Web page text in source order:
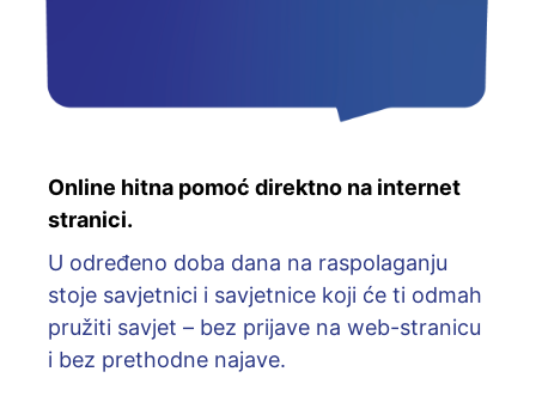
Online hitna pomoć direktno na internet
stranici.
U određeno doba dana na raspolaganju
stoje savjetnici i savjetnice koji će ti odmah
pružiti savjet – bez prijave na web-stranicu
i bez prethodne najave.